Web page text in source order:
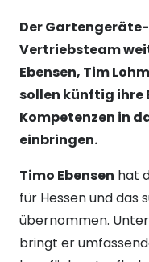
Der
Vertriebsteam
Ebensen, Tim
sollen künftig ihre
Kompetenzen in
einbringen.
Timo Ebensen hat
für Hessen und das
übernommen.
bringt er